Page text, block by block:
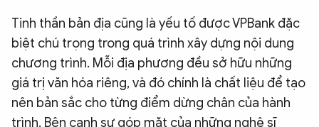
Tinh thần bản địa cũng là yếu tố được VPBank đặc
biệt chú trọng trong quá trình xây dựng nội dung
chương trình. Mỗi địa phương đều sở hữu những
giá trị văn hóa riêng, và đó chính là chất liệu để tạo
nên bản sắc cho từng điểm dừng chân của hành
trình. Bên cạnh sự góp mặt của những nghệ sĩ